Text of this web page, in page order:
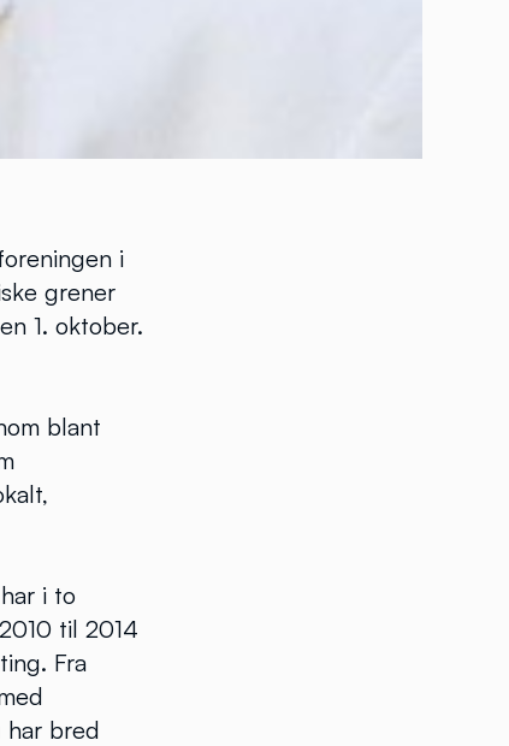
i
grener
1. oktober.
blant
i to
til 2014
Fra
har bred